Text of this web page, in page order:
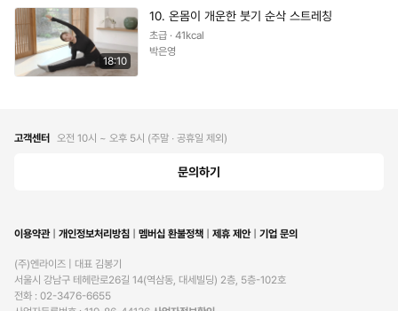
18:10
10. 온몸이 개운한 붓기 순삭 스트레칭
초급 · 41kcal
박은영
고객센터 오전 10시 ~ 오후 5시 (주말 ∙ 공휴일 제외)
문의하기
이용약관 개인정보처리방침 멤버십 환불정책 제휴 제안 기업 문의
(주)엔라이즈 | 대표 김봉기
서울시 강남구 테헤란로26길 14(역삼동, 대세빌딩) 2층, 5층-102호
전화 : 02-3476-6655